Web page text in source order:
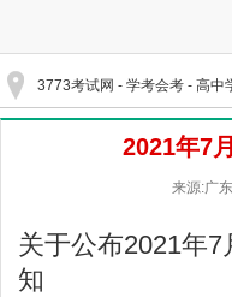
3773考试网 - 学考会考 - 高中
2021年7
来源:广
关于公布2021年
知